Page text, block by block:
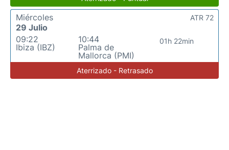
Miércoles
29 Julio
09:22
Ibiza (IBZ)
10:44
Palma de
Mallorca (PMI)
01h 22min
ATR 72
Aterrizado - Retrasado